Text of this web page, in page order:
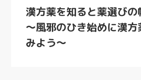
漢方薬を知ると薬選びの
～風邪のひき始めに漢方
みよう～